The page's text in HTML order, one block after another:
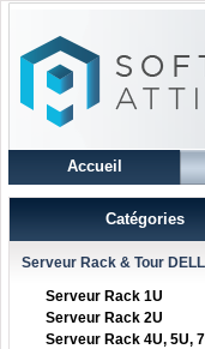
Accueil
Catégories
Serveur Rack & Tour DELL
Serveur Rack 1U
Serveur Rack 2U
Serveur Rack 4U, 5U,